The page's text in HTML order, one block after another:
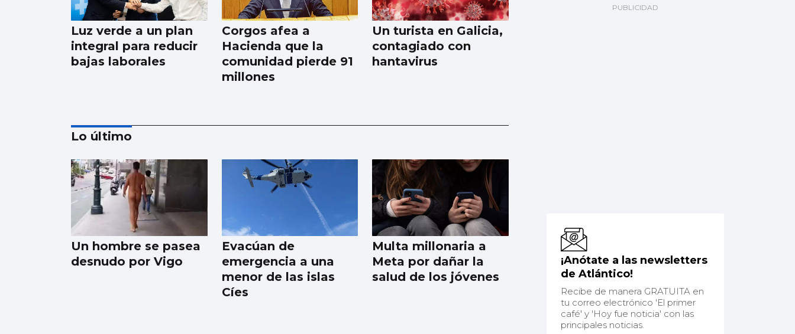
Luz verde a un plan
integral para reducir
bajas laborales
Corgos afea a
Hacienda que la
comunidad pierde 91
millones
Un turista en Galicia,
contagiado con
hantavirus
Galicia gana más de
15.000 habitantes en
el último año gracias
a la llegada de
migrantes
Lo último
Un hombre se pasea
desnudo por Vigo
Evacúan de
emergencia a una
menor de las islas
Cíes
Multa millonaria a
Meta por dañar la
salud de los jóvenes
¡Anótate a las newsletters
de Atlántico!
Recibe de manera GRATUITA en
tu correo electrónico 'El primer
café' y 'Hoy fue noticia' con las
principales noticias.